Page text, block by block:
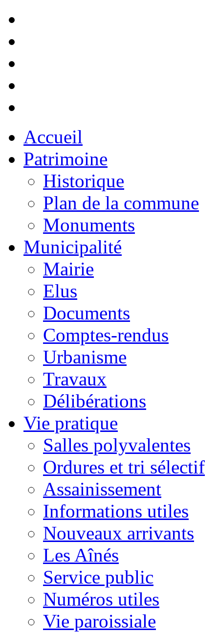
Accueil
Patrimoine
Historique
Plan de la commune
Monuments
Municipalité
Mairie
Elus
Documents
Comptes-rendus
Urbanisme
Travaux
Délibérations
Vie pratique
Salles polyvalentes
Ordures et tri sélectif
Assainissement
Informations utiles
Nouveaux arrivants
Les Aînés
Service public
Numéros utiles
Vie paroissiale